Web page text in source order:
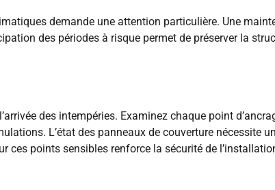
demande une attention particulière. Une
des périodes à risque permet de préserver la
des intempéries. Examinez chaque point
L’état des panneaux de couverture nécessite
ces points sensibles renforce la sécurité de